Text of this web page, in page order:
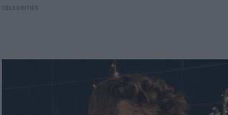
CELEBRITIES